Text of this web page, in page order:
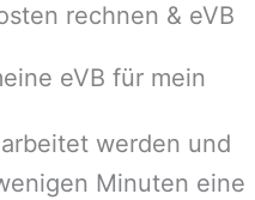
rechnen & eVB
eVB für mein
werden und
Minuten eine